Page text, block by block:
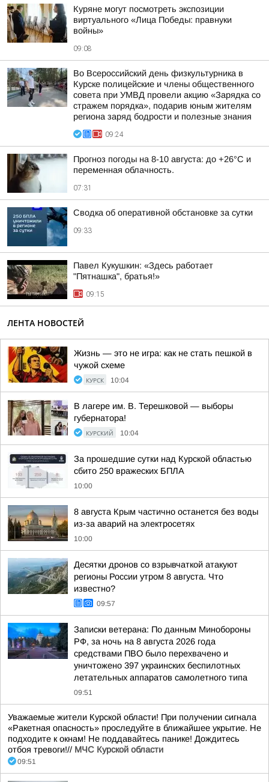
Куряне могут посмотреть экспозиции
виртуального «Лица Победы: правнуки
войны»
09:08
Во Всероссийский день физкультурника в
Курске полицейские и члены общественного
совета при УМВД провели акцию «Зарядка со
стражем порядка», подарив юным жителям
региона заряд бодрости и полезные знания
09:24
Прогноз погоды на 8-10 августа: до +26°C и
переменная облачность.
07:31
Сводка об оперативной обстановке за сутки
09:33
Павел Кукушкин: «Здесь работает
"Пятнашка", братья!»
09:15
ЛЕНТА НОВОСТЕЙ
Жизнь — это не игра: как не стать пешкой в
чужой схеме
КУРСК 10:04
В лагере им. В. Терешковой — выборы
губернатора!
КУРСКИЙ 10:04
За прошедшие сутки над Курской областью
сбито 250 вражеских БПЛА
10:00
8 августа Крым частично останется без воды
из-за аварий на электросетях
10:00
Десятки дронов со взрывчаткой атакуют
регионы России утром 8 августа. Что
известно?
09:57
Записки ветерана: По данным Минобороны
РФ, за ночь на 8 августа 2026 года
средствами ПВО было перехвачено и
уничтожено 397 украинских беспилотных
летательных аппаратов самолетного типа
09:51
Уважаемые жители Курской области! При получении сигнала
«Ракетная опасность» проследуйте в ближайшее укрытие. Не
подходите к окнам! Не поддавайтесь панике! Дождитесь
отбоя тревоги!// МЧС Курской области
09:51